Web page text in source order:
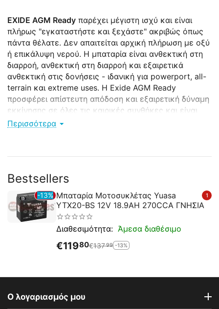
EXIDE AGM Ready παρέχει μέγιστη ισχύ και είναι
πλήρως "εγκαταστήστε και ξεχάστε" ακριβώς όπως
πάντα θέλατε. Δεν απαιτείται αρχική πλήρωση με οξύ
ή επικάλυψη νερού. Η μπαταρία είναι ανθεκτική στη
διαρροή, ανθεκτική στη διαρροή και εξαιρετικά
ανθεκτική στις δονήσεις - ιδανική για powerport, all-
terrain και extreme uses. Η Exide AGM Ready
προσφέρει απίστευτη απόδοση και εξαιρετική δύναμη
εκκίνησης σε όλες τις καιρικές συνθήκες και είναι
επίσης ιδανικό για τζετ σκι.
Περισσότερα
Bestsellers
13% 1
Μπαταρία Μοτοσυκλέτας Yuasa
YTX20-BS 12V 18.9AH 270CCA ΓΝΗΣΙΑ
Διαθεσιμότητα: Άμεσα διαθέσιμο
€11980€13799 -13%
Ο λογαριασμός μου